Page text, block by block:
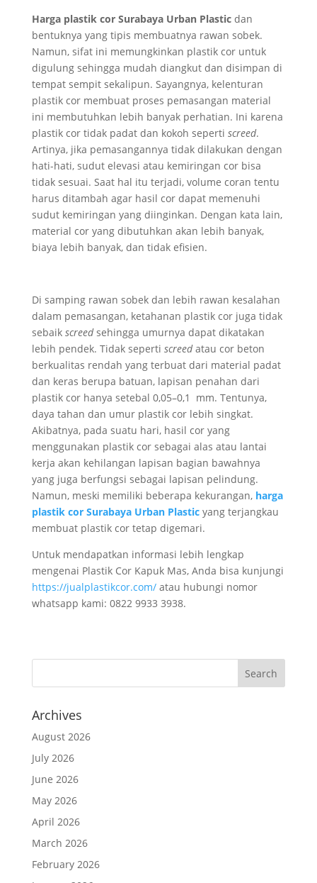
Harga plastik cor Surabaya Urban Plasticdan
bentuknya yang tipis membuatnya rawan sobek.
Namun, sifat ini memungkinkan plastik cor untuk
digulung sehingga mudah diangkut dan disimpan di
tempat sempit sekalipun. Sayangnya, kelenturan
plastik cor membuat proses pemasangan material
ini membutuhkan lebih banyak perhatian. Ini karena
plastik cor tidak padat dan kokoh seperti screed.
Artinya, jika pemasangannya tidak dilakukan dengan
hati-hati, sudut elevasi atau kemiringan cor bisa
tidak sesuai. Saat hal itu terjadi, volume coran tentu
harus ditambah agar hasil cor dapat memenuhi
sudut kemiringan yang diinginkan. Dengan kata lain,
material cor yang dibutuhkan akan lebih banyak,
biaya lebih banyak, dan tidak efisien.
Di samping rawan sobek dan lebih rawan kesalahan
dalam pemasangan, ketahanan plastik cor juga tidak
sebaik screedsehingga umurnya dapat dikatakan
lebih pendek. Tidak seperti screedatau cor beton
berkualitas rendah yang terbuat dari material padat
dan keras berupa batuan, lapisan penahan dari
plastik cor hanya setebal 0,05–0,1 mm. Tentunya,
daya tahan dan umur plastik cor lebih singkat.
Akibatnya, pada suatu hari, hasil cor yang
menggunakan plastik cor sebagai alas atau lantai
kerja akan kehilangan lapisan bagian bawahnya
yang juga berfungsi sebagai lapisan pelindung.
Namun, meski memiliki beberapa kekurangan, harga
plastik cor Surabaya Urban Plasticyang terjangkau
membuat plastik cor tetap digemari.
Untuk mendapatkan informasi lebih lengkap
mengenai Plastik Cor Kapuk Mas, Anda bisa kunjungi
https://jualplastikcor.com/atau hubungi nomor
whatsapp kami: 0822 9933 3938.
Archives
August 2026
July 2026
June 2026
May 2026
April 2026
March 2026
February 2026